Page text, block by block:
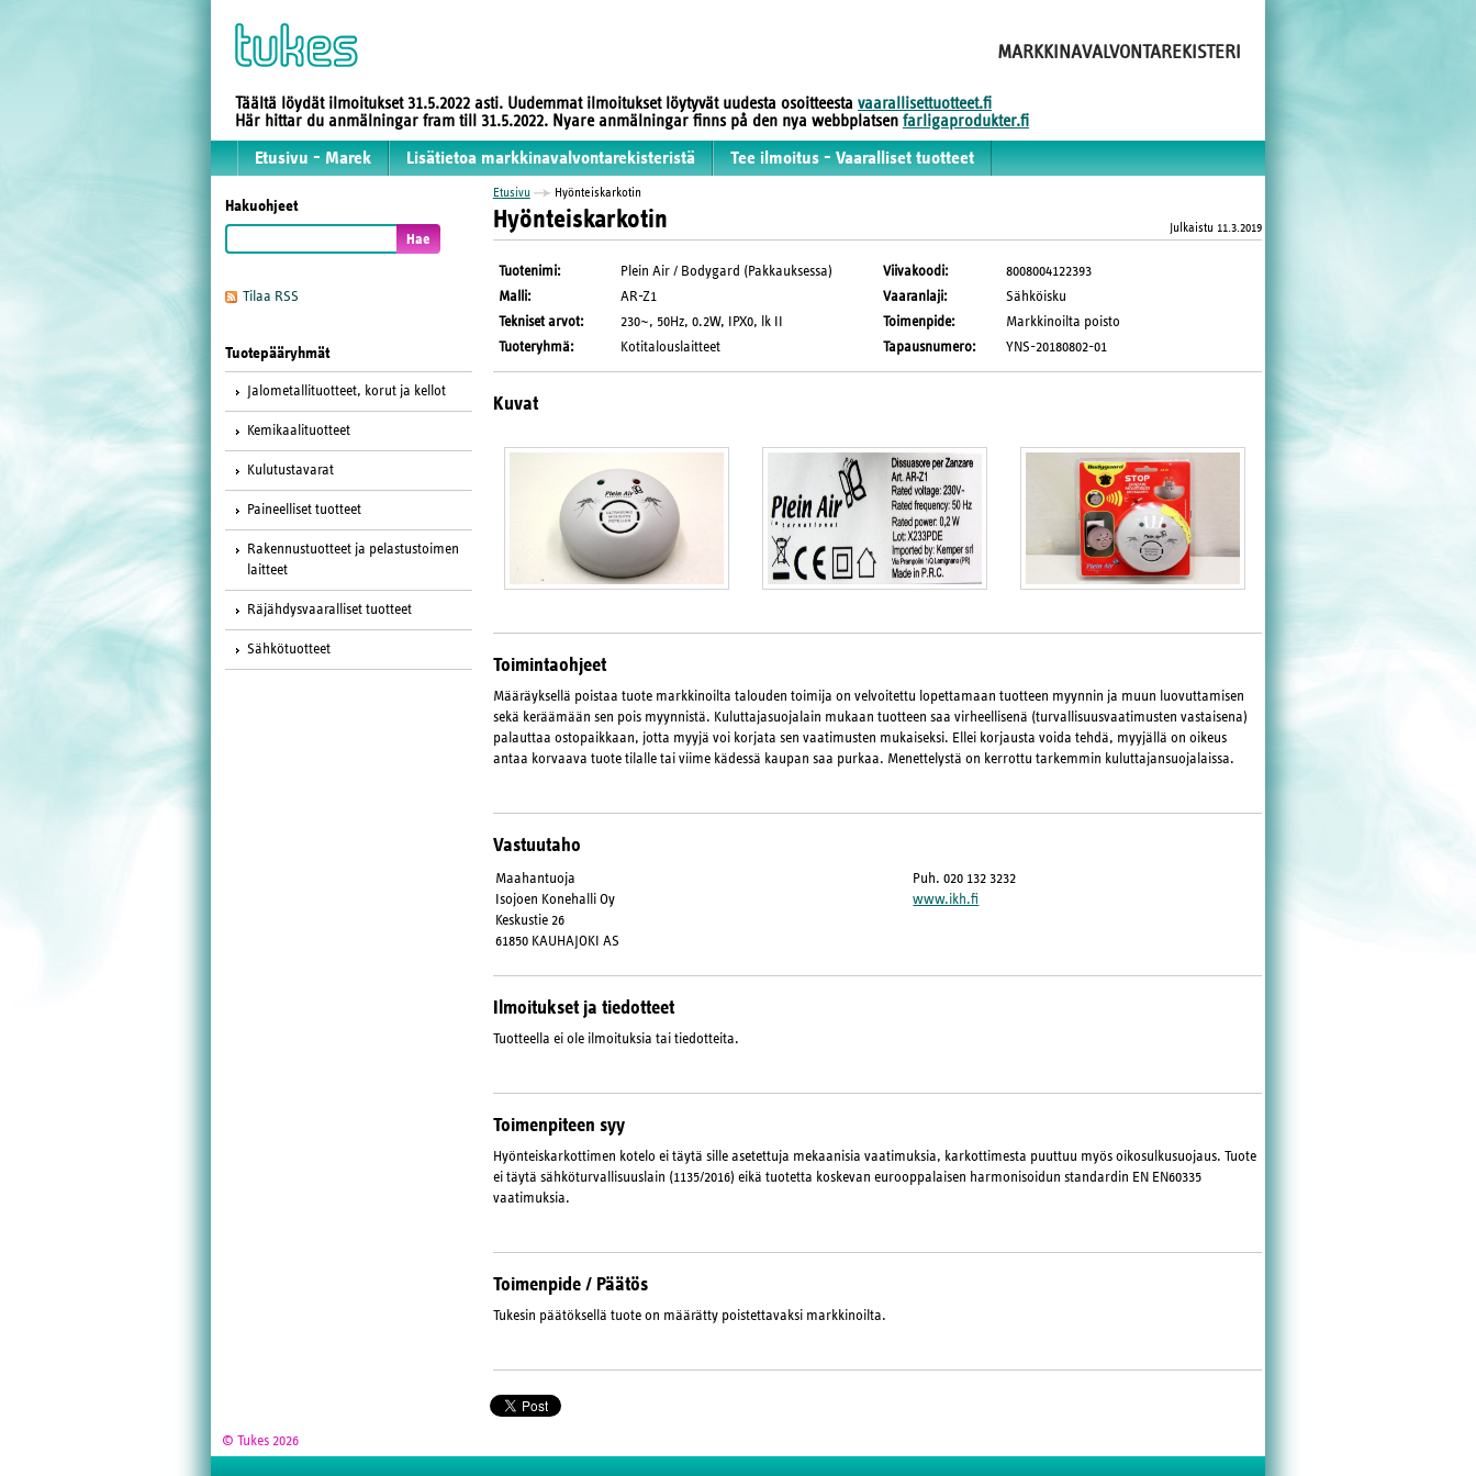
MARKKINAVALVONTAREKISTERI
Täältä löydät ilmoitukset 31.5.2022 asti. Uudemmat ilmoitukset löytyvät uudesta osoitteesta vaarallisettuotteet.fi
Här hittar du anmälningar fram till 31.5.2022. Nyare anmälningar finns på den nya webbplatsen farligaprodukter.fi
Etusivu - Marek Lisätietoa markkinavalvontarekisteristä Tee ilmoitus - Vaaralliset tuotteet
Hakuohjeet
Tilaa RSS
Tuotepääryhmät
Jalometallituotteet, korut ja kellot
Kemikaalituotteet
Kulutustavarat
Paineelliset tuotteet
Rakennustuotteet ja pelastustoimen
laitteet
Räjähdysvaaralliset tuotteet
Sähkötuotteet
Etusivu Hyönteiskarkotin
Hyönteiskarkotin Julkaistu 11.3.2019
Tuotenimi:
Plein Air / Bodygard (Pakkauksessa)
Malli:
AR-Z1
Tekniset arvot:
230~, 50Hz, 0.2W, IPX0, lk II
Tuoteryhmä: Kotitalouslaitteet
Viivakoodi:
8008004122393
Vaaranlaji:
Sähköisku
Toimenpide:
Markkinoilta poisto
Tapausnumero: YNS-20180802-01
Kuvat
Toimintaohjeet
Määräyksellä poistaa tuote markkinoilta talouden toimija on velvoitettu lopettamaan tuotteen myynnin ja muun luovuttamisen
sekä keräämään sen pois myynnistä. Kuluttajasuojalain mukaan tuotteen saa virheellisenä (turvallisuusvaatimusten vastaisena)
palauttaa ostopaikkaan, jotta myyjä voi korjata sen vaatimusten mukaiseksi. Ellei korjausta voida tehdä, myyjällä on oikeus
antaa korvaava tuote tilalle tai viime kädessä kaupan saa purkaa. Menettelystä on kerrottu tarkemmin kuluttajansuojalaissa.
Vastuutaho
Maahantuoja
Isojoen Konehalli Oy
Keskustie 26
61850 KAUHAJOKI AS
Puh. 020 132 3232
www.ikh.fi
Ilmoitukset ja tiedotteet
Tuotteella ei ole ilmoituksia tai tiedotteita.
Toimenpiteen syy
Hyönteiskarkottimen kotelo ei täytä sille asetettuja mekaanisia vaatimuksia, karkottimesta puuttuu myös oikosulkusuojaus. Tuote
ei täytä sähköturvallisuuslain (1135/2016) eikä tuotetta koskevan eurooppalaisen harmonisoidun standardin EN EN60335
vaatimuksia.
Toimenpide / Päätös
Tukesin päätöksellä tuote on määrätty poistettavaksi markkinoilta.
© Tukes 2026